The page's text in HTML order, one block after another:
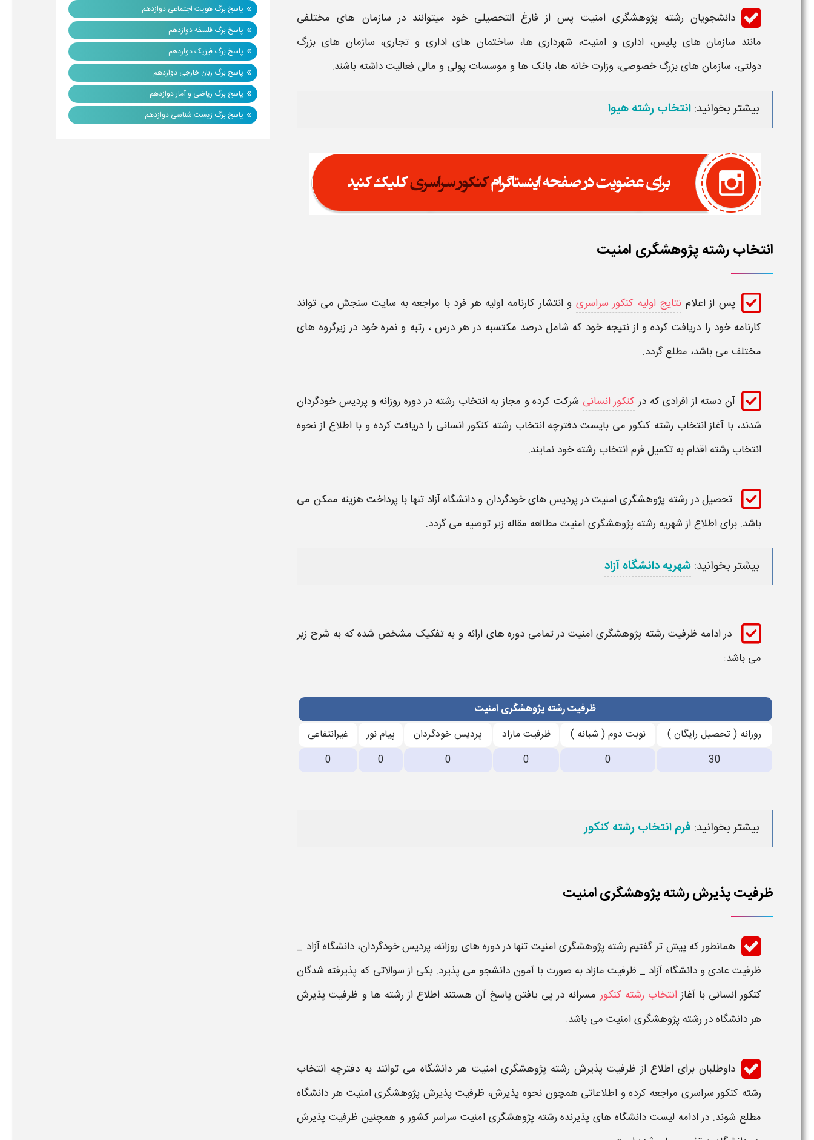
دانشجویان رشته پژوهشگریامنیت پس از فارغ التحصیلی خود میتوانند در سازمان های مختلفی
مانند سازمان های پلیس، اداری و امنیت، شهرداری ها، ساختمان های اداری و تجاری، سازمان های بزرگ
دولتی، سازمان های بزرگ خصوصی، وزارت خانه ها، بانک ها و موسسات پولی و مالی فعالیت داشته باشند.
بیشتر بخوانید:انتخاب رشته هیوا
انتخاب رشته پژوهشگری امنیت
پس از اعلام نتایج اولیه کنکور سراسری و انتشار کارنامه اولیه هر فرد با مراجعه به سایت سنجش می تواند
کارنامه خود را دریافت کرده و از نتیجه خود که شامل درصد مکتسبه در هر درس ، رتبه و نمره خود در زیرگروه های
مختلف می باشد، مطلع گردد.
آن دسته از افرادی که در کنکور انسانی شرکت کرده و مجاز بهانتخاب رشتهدر دوره روزانه و پردیس خودگردان
شدند، با آغازانتخاب رشته کنکور می بایست دفترچهانتخاب رشته کنکور انسانی را دریافت کرده و با اطلاع از نحوه
انتخاب رشته اقدام به تکمیل فرمانتخاب رشتهخود نمایند.
تحصیل دررشته پژوهشگری امنیتدر پردیس های خودگردان ودانشگاهآزاد تنها با پرداخت هزینه ممکن می
باشد. برای اطلاع از شهریه رشته پژوهشگری امنیت مطالعه مقاله زیر توصیه می گردد.
بیشتر بخوانید:شهریه دانشگاه آزاد
در ادامه ظرفیت رشته پژوهشگری امنیتدر تمامی دوره های ارائه و به تفکیک مشخص شده که به شرح زیر
می باشد:
ظرفیت رشته پژوهشگری امنیت
روزانه ( تحصیل رایگان )
نوبت دوم ( شبانه ) ظرفیت مازاد پردیس خودگردان پیام نور
غیرانتفاعی
30
0
0
0
0
0
بیشتر بخوانید: فرم انتخاب رشته کنکور
ظرفیت پذیرش رشته پژوهشگری امنیت
همانطور که پیش تر گفتیم رشته پژوهشگری امنیت تنها در دوره های روزانه، پردیس خودگردان،دانشگاهآزاد _
ظرفیت عادی ودانشگاه آزاد _ ظرفیت مازاد به صورت با آمون دانشجو می پذیرد. یکی از سوالاتی که پذیرفته شدگان
کنکور انسانیبا آغاز انتخاب رشته کنکور مسرانه در پی یافتن پاسخ آن هستند اطلاع از رشته ها و ظرفیت پذیرش
هردانشگاهدررشته پژوهشگری امنیت می باشد.
داوطلبان برای اطلاع از ظرفیت پذیرشرشته پژوهشگری امنیت هر دانشگاه می توانند به دفترچه انتخاب
رشته کنکور سراسری مراجعه کرده و اطلاعاتی همچون نحوه پذیرش، ظرفیت پذیرش پژوهشگری امنیت هر دانشگاه
مطلع شوند. در ادامهلیست دانشگاه های پذیرنده رشتهپژوهشگری امنیت سراسر کشور و همچنین ظرفیت پذیرش
» پاسخ برگ هویت اجتماعی دوازدهم
» پاسخ برگ فلسفه دوازدهم
» پاسخ برگ فیزیک دوازدهم
» پاسخ برگ زبان خارجی دوازدهم
» پاسخ برگ ریاضی و آمار دوازدهم
» پاسخ برگ زیست شناسی دوازدهم